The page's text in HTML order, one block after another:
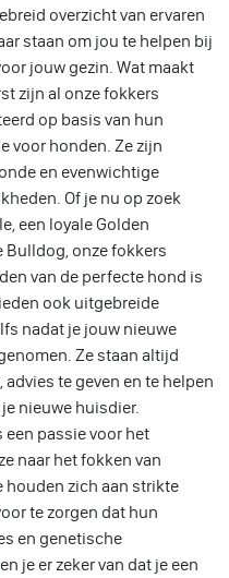
overzicht van ervaren
staan om jou te helpen bij
jouw gezin. Wat maakt
zijn al onze fokkers
op basis van hun
voor honden. Ze zijn
en evenwichtige
Of je nu op zoek
een loyale Golden
Bulldog, onze fokkers
van de perfecte hond is
ook uitgebreide
nadat je jouw nieuwe
Ze staan altijd
te geven en te helpen
nieuwe huisdier.
een passie voor het
naar het fokken van
houden zich aan strikte
te zorgen dat hun
en genetische
je er zeker van dat je een